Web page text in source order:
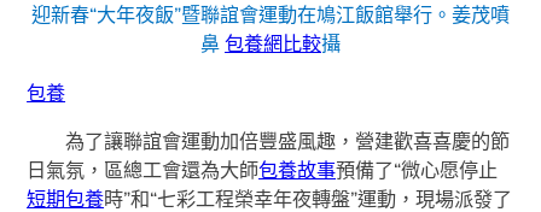
迎新春“大年夜飯”暨聯誼會運動在鳩江飯館舉行。姜茂噴
鼻 包養網比較攝
包養
為了讓聯誼會運動加倍豐盛風趣，營建歡喜喜慶的節
日氣氛，區總工會還為大師包養故事預備了“微心愿停止
短期包養時”和“七彩工程榮幸年夜轉盤”運動，現場派發了